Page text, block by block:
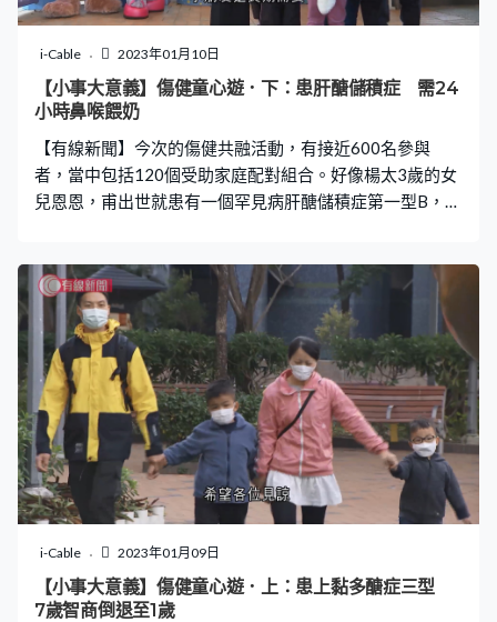
i-Cable 2023年01月10日
【小事大意義】傷健童心遊．下：患肝醣儲積症 需24
小時鼻喉餵奶
【有線新聞】今次的傷健共融活動，有接近600名參與
者，當中包括120個受助家庭配對組合。好像楊太3歲的女
兒恩恩，甫出世就患有一個罕見病肝醣儲積症第一型B，身
是會有機會致命的。 楊太表示，想多些人認識肝醣儲積症
這個病，因為我們知道的時候，其實都不知是甚麼來的，
甚至我們試過乘坐救護車的時候，救護人員都不知這個是
甚麼病，所以覺得都很值得帶給大家認識，希望大眾多些
了解。
i-Cable 2023年01月09日
【小事大意義】傷健童心遊．上：患上黏多醣症三型
7歲智商倒退至1歲